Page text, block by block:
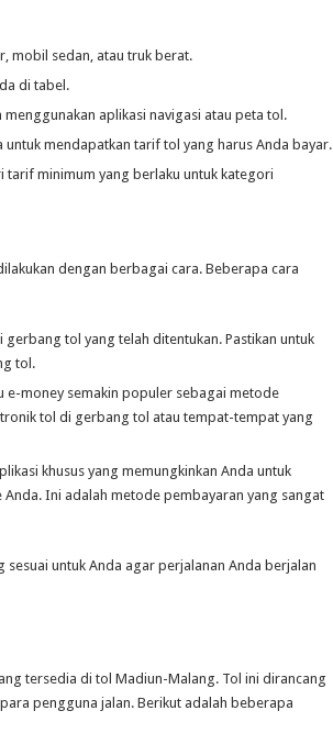
mobil sedan, atau truk berat.
di tabel.
aplikasi navigasi atau peta tol.
mendapatkan tarif tol yang harus Anda bayar.
tarif minimum yang berlaku untuk kategori
dengan berbagai cara. Beberapa cara
tol yang telah ditentukan. Pastikan untuk
tol.
e-money semakin populer sebagai metode
tol di gerbang tol atau tempat-tempat yang
khusus yang memungkinkan Anda untuk
Ini adalah metode pembayaran yang sangat
untuk Anda agar perjalanan Anda berjalan
tersedia di tol Madiun-Malang. Tol ini dirancang
pengguna jalan. Berikut adalah beberapa